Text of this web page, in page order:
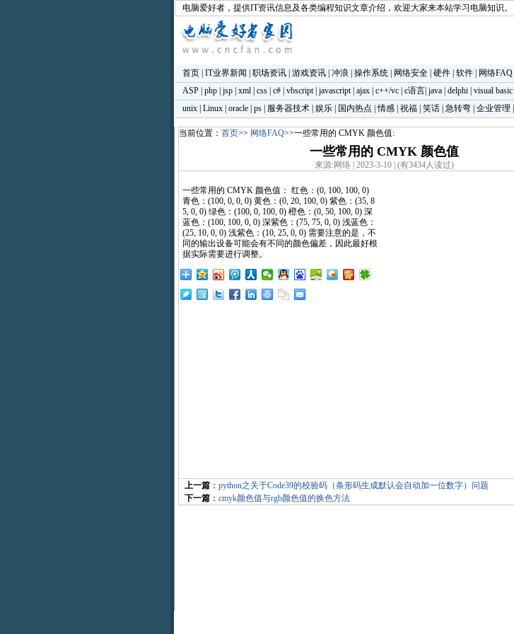
电脑爱好者 ，提供IT资讯信息及各类编程知识文章介绍，欢迎大家来本站学习电脑知识。
首页| IT业界新闻 职场资讯| 游戏资讯| 冲浪 操作系统| 网络安全| 硬件| 软件| 网络FAQ|
ASP| php| jsp| xml| css| c#| vbscript| javascript| ajax| c++/vc| c语言| java| delphi| visual basic|
unix| Linux| oracle| ps| 服务器技术| 娱乐| 国内热点 |情感| 祝福| 笑话| 急转弯| 企业管理
当前位置： 首页>> 网络FAQ>>一些常用的 CMYK 颜色值:
一些常用的 CMYK 颜色值
来源:网络 | 2023-3-10 | (有3434人读过)
一些常用的 CMYK 颜色值： 红色：(0, 100, 100, 0)
青色：(100, 0, 0, 0) 黄色：(0, 20, 100, 0) 紫色：(35, 8
5, 0, 0) 绿色：(100, 0, 100, 0) 橙色：(0, 50, 100, 0) 深
蓝色：(100, 100, 0, 0) 深紫色：(75, 75, 0, 0) 浅蓝色：
(25, 10, 0, 0) 浅紫色：(10, 25, 0, 0) 需要注意的是，不
同的输出设备可能会有不同的颜色偏差，因此最好根
据实际需要进行调整。
上一篇 ： python之关于Code39的校验码（条形码生成默认会自动加一位数字）问题
下一篇 ： cmyk颜色值与rgb颜色值的换色方法